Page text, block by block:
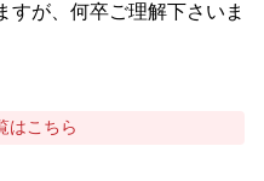
すが、何卒ご理解下さいま
はこちら